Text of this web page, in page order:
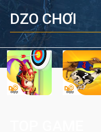
DZO CHƠI